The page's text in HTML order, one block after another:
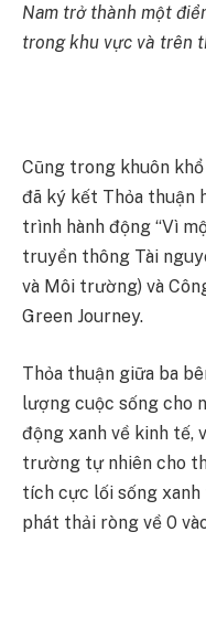
Nam trở thành một
trong khu vực và trên
Cũng trong khuôn
đã ký kết Thỏa thuận
trình hành động “Vì
truyền thông Tài
và Môi trường) và
Green Journey.
Thỏa thuận giữa ba
lượng cuộc sống cho
động xanh về kinh tế,
trường tự nhiên cho
tích cực lối sống
phát thải ròng về 0